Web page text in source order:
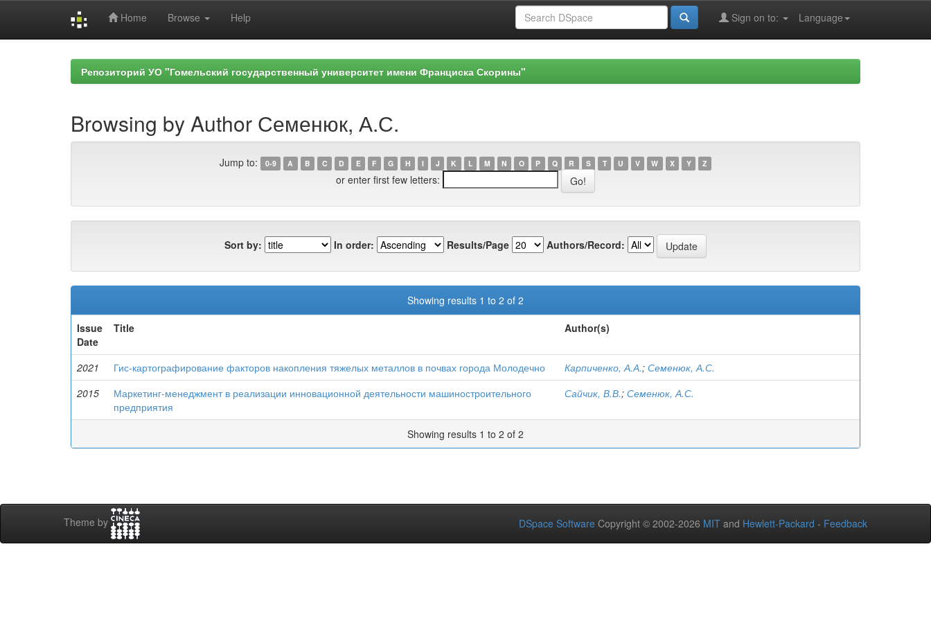
Home Browse Help Language
Sign on to:
Репозиторий УО "Гомельский государственный университет имени Франциска Скорины"
Browsing by Author Семенюк, А.С.
Jump to: 0-9 A B C D E F G H I J K L M N O P Q R S T U V W X Y Z
or enter first few letters:
Sort by: In order: Results/Page Authors/Record:
Showing results 1 to 2 of 2
Issue
Date
Title Author(s)
2021 Гис-картографирование факторов накопления тяжелых металлов в почвах города Молодечно Карпиченко, А.А.; Семенюк, А.С.
2015
Маркетинг-менеджмент в реализации инновационной деятельности машиностроительного
предприятия
Сайчик, В.В.; Семенюк, А.С.
Showing results 1 to 2 of 2
Theme by DSpace Software Copyright © 2002-2026 MIT and Hewlett-Packard - Feedback